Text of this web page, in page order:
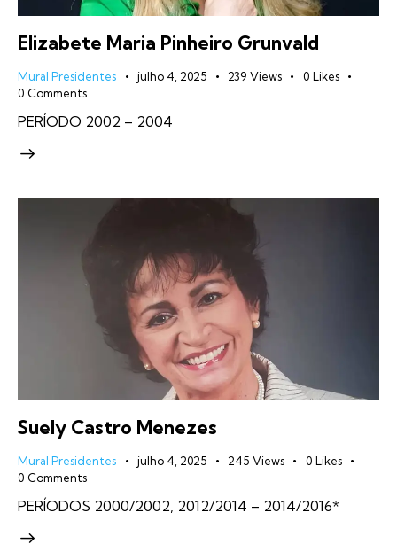
Elizabete Maria Pinheiro Grunvald
Mural Presidentes julho 4, 2025 239 Views 0 Likes
0 Comments
PERÍODO 2002 – 2004
Suely Castro Menezes
Mural Presidentes julho 4, 2025 245 Views 0 Likes
0 Comments
PERÍODOS 2000/2002, 2012/2014 – 2014/2016*